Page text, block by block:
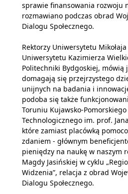
sprawie finansowania rozwoju
rozmawiano podczas obrad
Dialogu Społecznego.
Rektorzy Uniwersytetu
Uniwersytetu Kazimierza
Politechniki Bydgoskiej, mówią
domagają się przejrzystego
unijnych na badania i
podoba się także
Toruniu Kujawsko-
Technologicznego im. prof.
które zamiast placówką
zdaniem - głównym
pieniędzy na naukę w naszym
Magdy Jasińskiej w cyklu
Widzenia”, relacja z obrad
Dialogu Społecznego.